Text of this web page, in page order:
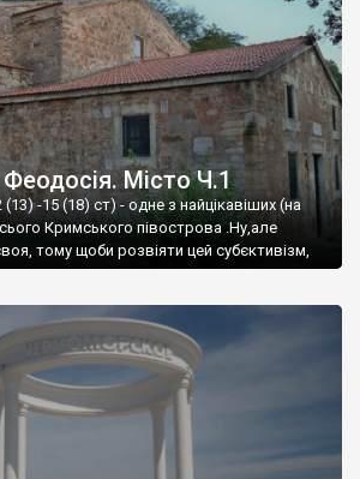
Місто Ч.1
-15 (18) ст) - одне з найцікавіших (на
Кримського півострова .Ну,але
тому щоби розвіяти цей субєктивізм,
це